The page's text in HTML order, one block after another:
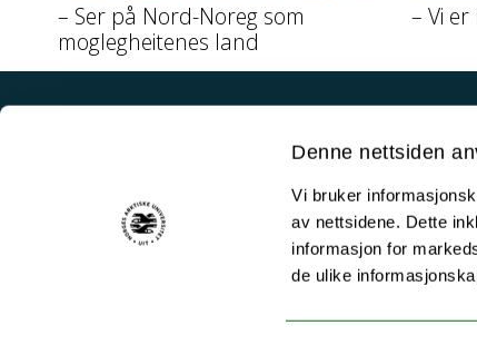
Denne nettsiden
Vi bruker
av nettsidene. Dette
informasjon for
de ulike
– Ser på Nord-Noreg som
moglegheitenes land
– Vi
Driftsmeldinger
Personvern ved UiT
Sikkerhet, beredskap og personvern